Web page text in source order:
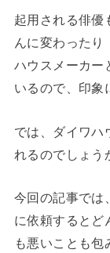
起用される俳優
んに変わったり
ハウスメーカー
いるので、印象
では、ダイワハ
れるのでしょう
今回の記事では
に依頼するとど
も悪いことも包